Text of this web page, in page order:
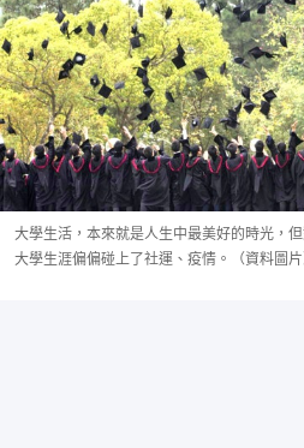
大學生活，本來就是人生中最美好的時光，
大學生涯偏偏碰上了社運、疫情。（資料圖片